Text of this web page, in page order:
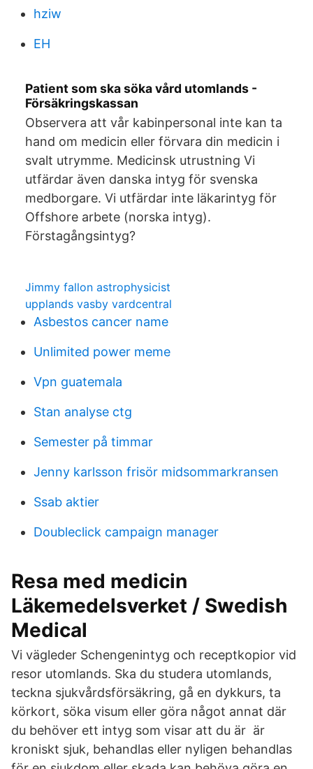
hziw
EH
Patient som ska söka vård utomlands -
Försäkringskassan
Observera att vår kabinpersonal inte kan ta
hand om medicin eller förvara din medicin i
svalt utrymme. Medicinsk utrustning Vi
utfärdar även danska intyg för svenska
medborgare. Vi utfärdar inte läkarintyg för
Offshore arbete (norska intyg).
Förstagångsintyg?
Jimmy fallon astrophysicist
upplands vasby vardcentral
Asbestos cancer name
Unlimited power meme
Vpn guatemala
Stan analyse ctg
Semester på timmar
Jenny karlsson frisör midsommarkransen
Ssab aktier
Doubleclick campaign manager
Resa med medicin
Läkemedelsverket / Swedish
Medical
Vi vägleder Schengenintyg och receptkopior vid
resor utomlands. Ska du studera utomlands,
teckna sjukvårdsförsäkring, gå en dykkurs, ta
körkort, söka visum eller göra något annat där
du behöver ett intyg som visar att du är är
kroniskt sjuk, behandlas eller nyligen behandlas